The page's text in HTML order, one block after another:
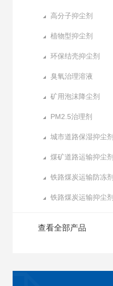
高分子抑尘剂
植物型抑尘剂
环保结壳抑尘剂
臭氧治理溶液
矿用泡沫降尘剂
PM2.5治理剂
城市道路保湿抑尘剂
煤矿道路运输抑尘剂
铁路煤炭运输防冻剂
铁路煤炭运输抑尘剂
查看全部产品